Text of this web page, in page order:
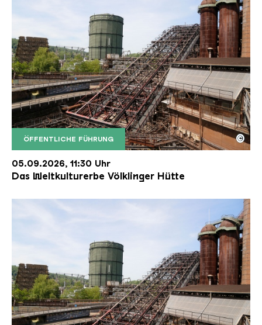
ÖFFENTLICHE FÜHRUNG
Der Erzschrägaufzug der Völklinger Hütte mit
Copyright: Weltkulturerbe Völklinger Hütte | Karl
©
05.09.2026, 11:30 Uhr
Das Weltkulturerbe Völklinger Hütte